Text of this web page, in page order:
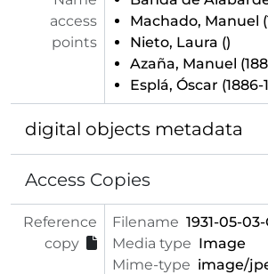
access
points
Machado, Manuel
Nieto, Laura ()
Azaña, Manuel
Esplá, Óscar (1886-
digital objects metadata
Access Copies
Reference
copy
Filename 1931-05-
Media type Image
Mime-type image/